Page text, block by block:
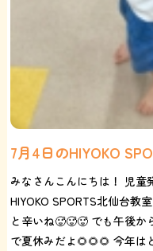
7月4日のHIYOKO
みなさんこんにちは！ 児童
HIYOKO SPORTS北仙台教
と辛いね🥵🥵🥵 でも午後か
で夏休みだよ🌻🌻🌻 今年は